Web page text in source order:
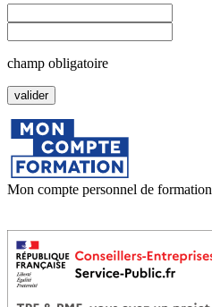
champ obligatoire
Mon compte personnel de formation